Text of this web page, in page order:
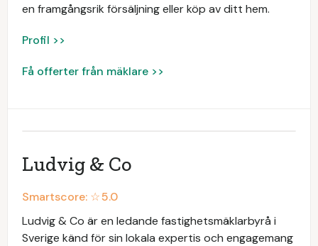
en framgångsrik försäljning eller köp av ditt hem.
Profil >>
Få offerter från mäklare >>
Ludvig & Co
Smartscore: ☆5.0
Ludvig & Co är en ledande fastighetsmäklarbyrå i
Sverige känd för sin lokala expertis och engagemang